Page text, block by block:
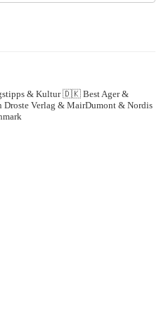
& Kultur🇩🇰 Best Ager &
Verlag & MairDumont & Nordis